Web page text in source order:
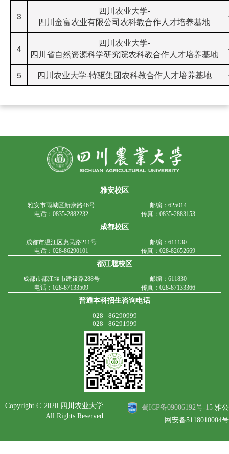
3
四川农业大学-
四川金富农业有限公司农科教合作人才培养基地
4
四川农业大学-
四川省自然资源科学研究院农科教合作人才培养基地
5 四川农业大学-特驱集团农科教合作人才培养基地
雅安校区
雅安市雨城区新康路46号
邮编：625014
电话：0835-2882232
传真：0835-2883153
成都校区
成都市温江区惠民路211号
邮编：611130
电话：028-86290101
传真：028-82652669
都江堰校区
成都市都江堰市建设路288号
邮编：611830
电话：028-87133509
传真：028-87133366
普通本科招生咨询电话
028 - 86290999
028 - 86291999
Copyright © 2020 四川农业大学.
All Rights Reserved.
蜀ICP备09006192号-15 雅公
网安备5118010004号